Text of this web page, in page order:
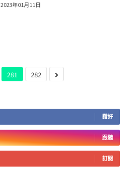
2023年01月11日
281 282
讚好
跟隨
訂閱